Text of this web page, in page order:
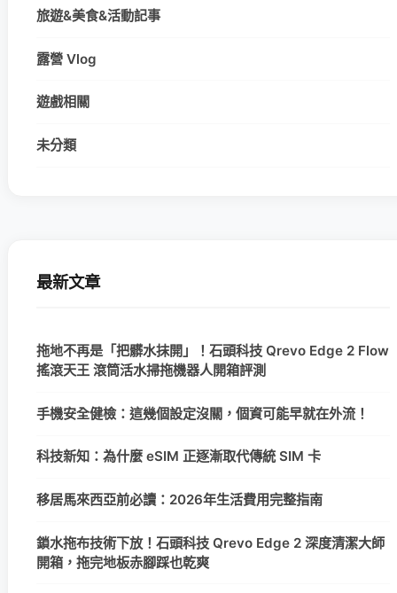
旅遊&美食&活動記事
露營 Vlog
遊戲相關
未分類
最新文章
拖地不再是「把髒水抹開」！石頭科技 Qrevo Edge 2 Flow
搖滾天王 滾筒活水掃拖機器人開箱評測
手機安全健檢：這幾個設定沒關，個資可能早就在外流！
科技新知：為什麼 eSIM 正逐漸取代傳統 SIM 卡
移居馬來西亞前必讀：2026年生活費用完整指南
鎖水拖布技術下放！石頭科技 Qrevo Edge 2 深度清潔大師
開箱，拖完地板赤腳踩也乾爽